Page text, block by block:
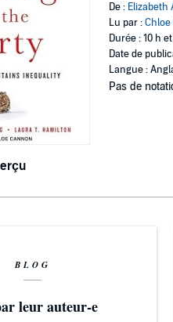
De : Elizabeth
Lu par :
Durée : 10 h
Date de
Langue :
Pas de
BLOG
leur auteur-e